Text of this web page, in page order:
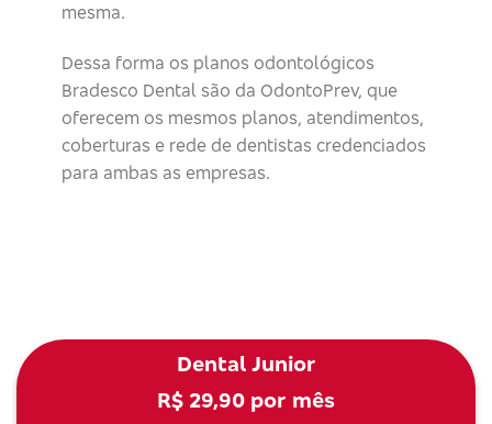
mesma.
Dessa forma os planos odontológicos
Bradesco Dental são da OdontoPrev, que
oferecem os mesmos planos, atendimentos,
coberturas e rede de dentistas credenciados
para ambas as empresas.
Dental Junior
R$ 29,90 por mês